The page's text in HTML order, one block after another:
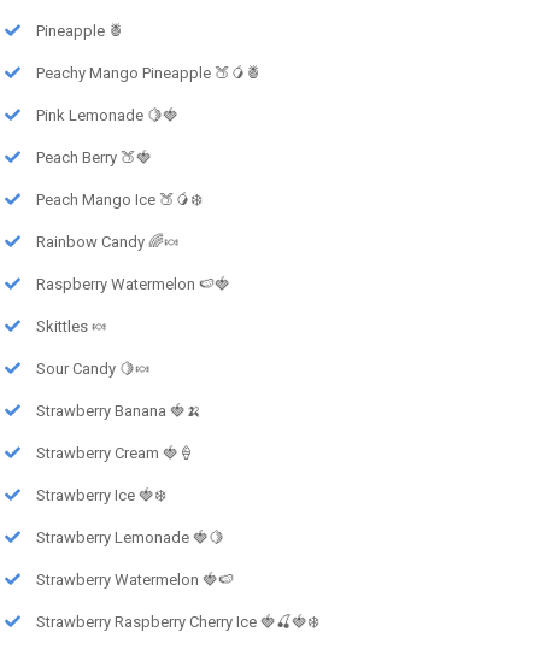
Pineapple 🍍
Peachy Mango Pineapple 🍑🥭🍍
Pink Lemonade 🍋🍓
Peach Berry 🍑🍓
Peach Mango Ice 🍑🥭❄️
Rainbow Candy 🌈🍬
Raspberry Watermelon 🍉🍓
Skittles 🍬
Sour Candy 🍋🍬
Strawberry Banana 🍓🍌
Strawberry Cream 🍓🍦
Strawberry Ice 🍓❄️
Strawberry Lemonade 🍓🍋
Strawberry Watermelon 🍓🍉
Strawberry Raspberry Cherry Ice 🍓🍒🍓❄️